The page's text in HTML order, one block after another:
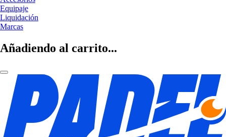
Equipaje
Liquidación
Marcas
Añadiendo al carrito...